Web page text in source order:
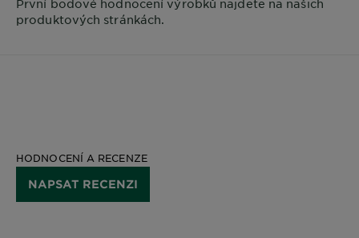
První bodové hodnocení výrobků najdete na našich
produktových stránkách.
HODNOCENÍ A RECENZE
NAPSAT RECENZI